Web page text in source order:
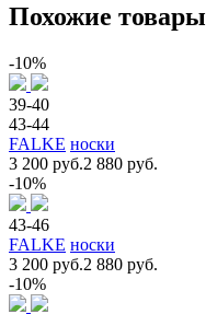
Похожие товары
-10%
39-40
43-44
FALKE носки
3 200 руб.2 880 руб.
-10%
43-46
FALKE носки
3 200 руб.2 880 руб.
-10%